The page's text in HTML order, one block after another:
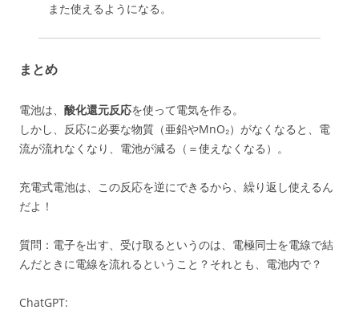
また使えるようになる。
まとめ
電池は、 酸化還元反応を使って電気を作る。
しかし、反応に必要な物質（亜鉛やMnO₂）がなくなると、電
流が流れなくなり、電池が減る（＝使えなくなる）。
充電式電池は、この反応を逆にできるから、繰り返し使えるん
だよ！
質問：電子を出す、受け取るというのは、電極同士を電線で結
んだときに電線を流れるということ？それとも、電池内で？
ChatGPT: